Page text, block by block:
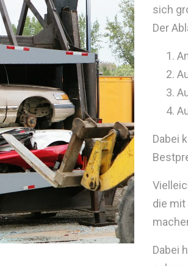
sich
Der
Dabei
die
Dabei